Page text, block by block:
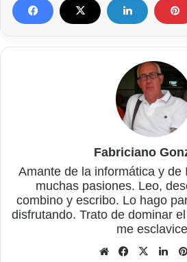
Fabriciano
Amante de la informática y de
muchas pasiones. Leo,
combino y escribo. Lo hago
disfrutando. Trato de dominar
me
Sitio
Facebook
X